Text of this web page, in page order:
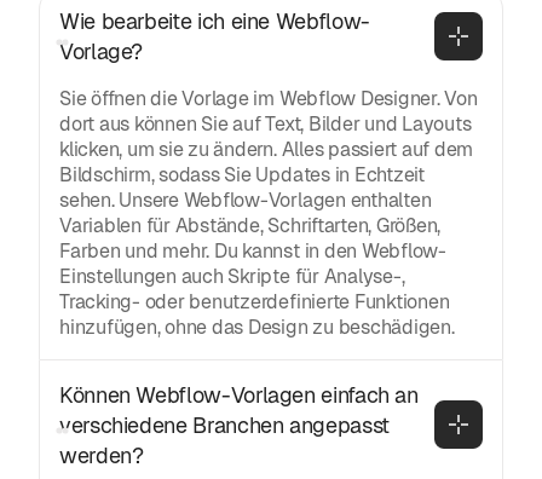
Wie bearbeite ich eine Webflow-
Vorlage?
Sie öffnen die Vorlage im Webflow Designer. Von
dort aus können Sie auf Text, Bilder und Layouts
klicken, um sie zu ändern. Alles passiert auf dem
Bildschirm, sodass Sie Updates in Echtzeit
sehen. Unsere Webflow-Vorlagen enthalten
Variablen für Abstände, Schriftarten, Größen,
Farben und mehr. Du kannst in den Webflow-
Einstellungen auch Skripte für Analyse-,
Tracking- oder benutzerdefinierte Funktionen
hinzufügen, ohne das Design zu beschädigen.
Können Webflow-Vorlagen einfach an
verschiedene Branchen angepasst
werden?